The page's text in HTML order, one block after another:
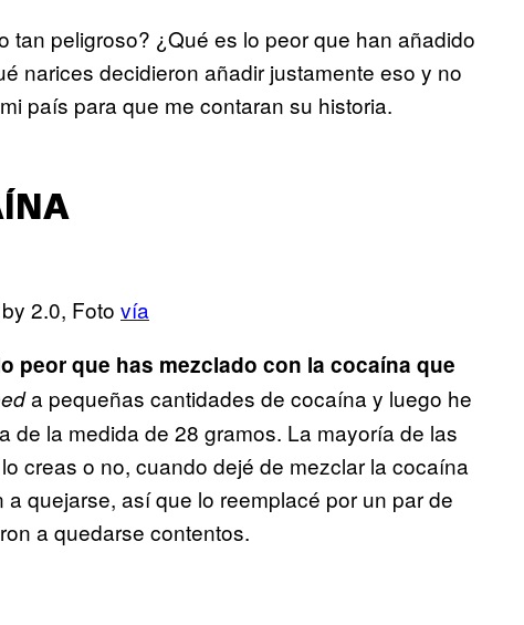
tan peligroso? ¿Qué es lo peor que han añadido
narices decidieron añadir justamente eso y no
país para que me contaran su historia.
2.0, Foto vía
peor que has mezclado con la cocaína que
a pequeñas cantidades de cocaína y luego he
de la medida de 28 gramos. La mayoría de las
creas o no, cuando dejé de mezclar la cocaína
quejarse, así que lo reemplacé por un par de
a quedarse contentos.